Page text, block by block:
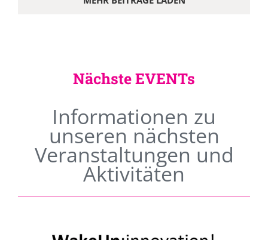
Nächste EVENTs
Informationen zu
unseren nächsten
Veranstaltungen und
Aktivitäten